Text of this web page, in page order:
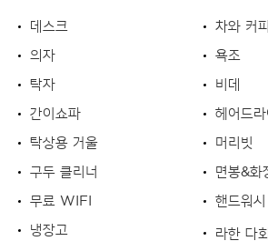
데스크
의자
탁자
간이쇼파
탁상용 거울
구두 클리너
무료 WIFI
냉장고
차와 커피
욕조
비데
헤어드라
머리빗
면봉&화
핸드워시
라한 다